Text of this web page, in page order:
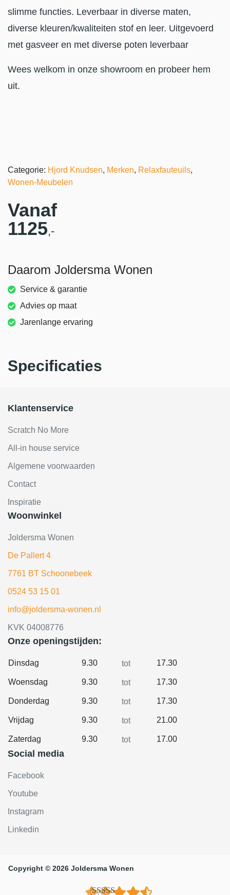
slimme functies. Leverbaar in diverse maten,
diverse kleuren/kwaliteiten stof en leer. Uitgevoerd
met gasveer en met diverse poten leverbaar
Wees welkom in onze showroom en probeer hem
uit.
Categorie: Hjord Knudsen, Merken, Relaxfauteuils,
Wonen-Meubelen
Vanaf
1125,-
Daarom Joldersma Wonen
Service & garantie
Advies op maat
Jarenlange ervaring
Specificaties
Klantenservice
Scratch No More
All-in house service
Algemene voorwaarden
Contact
Inspiratie
Woonwinkel
Joldersma Wonen
De Pallert 4
7761 BT Schoonebeek
0524 53 15 01
info@joldersma-wonen.nl
KVK 04008776
Onze openingstijden:
Dinsdag 9.30 tot 17.30
Woensdag 9.30 tot 17.30
Donderdag 9.30 tot 17.30
Vrijdag 9.30 tot 21.00
Zaterdag 9.30 tot 17.00
Social media
Facebook
Youtube
Instagram
Linkedin
Copyright © 2026 Joldersma Wonen